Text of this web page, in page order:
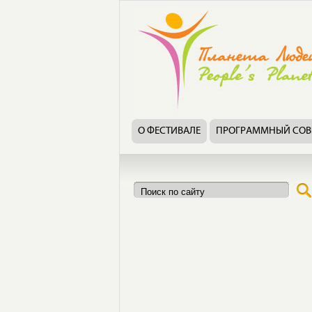
О ФЕСТИВАЛЕ ПРОГРАММНЫЙ